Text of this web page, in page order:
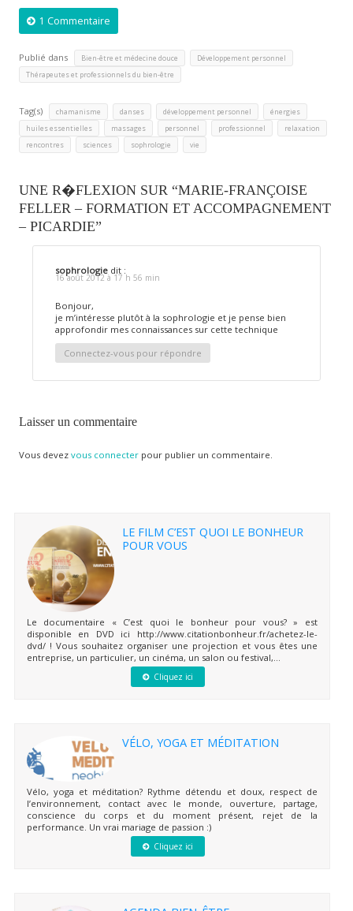
1 Commentaire
Publié dans Bien-être et médecine douce Développement personnel
Thérapeutes et professionnels du bien-être
Tag(s) chamanisme danses développement personnel énergies
huiles essentielles massages personnel professionnel relaxation
rencontres sciences sophrologie vie
UNE R�FLEXION SUR “MARIE-FRANÇOISE
FELLER – FORMATION ET ACCOMPAGNEMENT
– PICARDIE”
sophrologie dit :
16 août 2012 à 17 h 56 min
Bonjour,
je m’intéresse plutôt à la sophrologie et je pense bien
approfondir mes connaissances sur cette technique
Connectez-vous pour répondre
Laisser un commentaire
Vous devez vous connecterpour publier un commentaire.
LE FILM C’EST QUOI LE BONHEUR
POUR VOUS
Le documentaire « C’est quoi le bonheur pour vous? » est
disponible en DVD ici http://www.citationbonheur.fr/achetez-le-
dvd/ ! Vous souhaitez organiser une projection et vous êtes une
entreprise, un particulier, un cinéma, un salon ou festival,...
Cliquez ici
VÉLO, YOGA ET MÉDITATION
Vélo, yoga et méditation? Rythme détendu et doux, respect de
l’environnement, contact avec le monde, ouverture, partage,
conscience du corps et du moment présent, rejet de la
performance. Un vrai mariage de passion :)
Cliquez ici